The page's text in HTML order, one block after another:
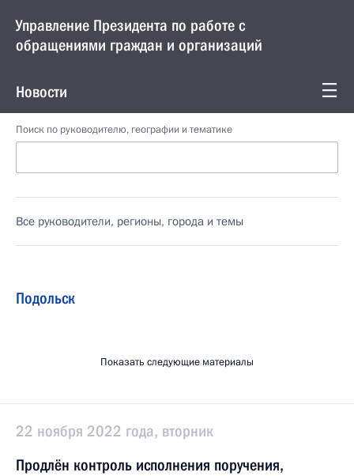
Управление Президента по работе с
обращениями граждан и организаций
Новости
Поиск по руководителю, географии и тематике
Все руководители, регионы, города и темы
Подольск
Показать следующие материалы
22 ноября 2022 года, вторник
Продлён контроль исполнения поручения,